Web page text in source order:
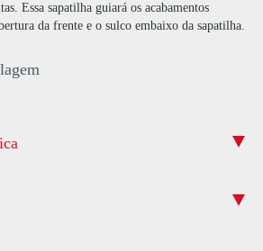
Essa sapatilha guiará os acabamentos
da frente e o sulco embaixo da sapatilha.